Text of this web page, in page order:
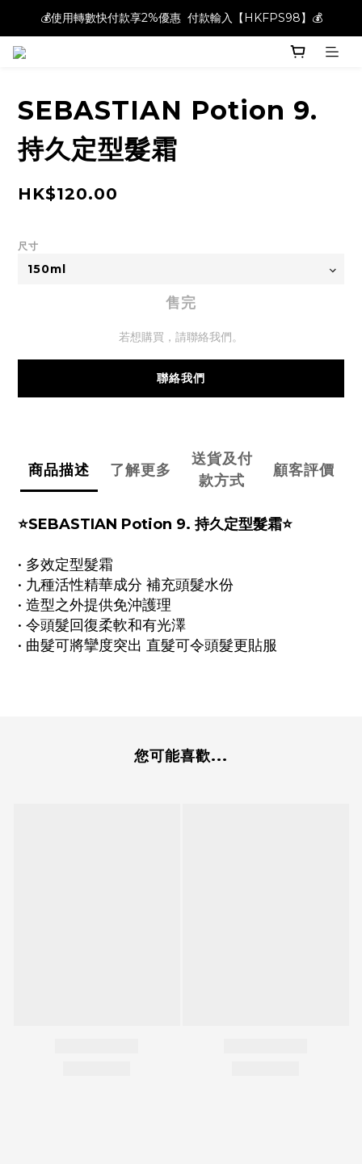
💰使用轉數快付款享2%優惠  付款輸入【HKFPS98】💰
💰使用轉數快付款享2%優惠  付款輸入【HKFPS98】💰
新註冊會員即享$20購物金｜全店滿$400本地免運費📦!
SEBASTIAN Potion 9.
持久定型髮霜
HK$120.00
尺寸
售完
若想購買，請聯絡我們。
聯絡我們
商品描述 了解更多
送貨及付
款方式
顧客評價
⭐SEBASTIAN Potion 9. 持久定型髮霜⭐
• 多效定型髮霜
• 九種活性精華成分 補充頭髮水份
• 造型之外提供免沖護理
• 令頭髮回復柔軟和有光澤
• 曲髮可將攣度突出 直髮可令頭髮更貼服
您可能喜歡...